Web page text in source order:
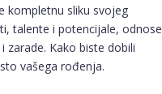
kompletnu sliku svojeg
talente i potencijale, odnose
zarade. Kako biste dobili
vašega rođenja.